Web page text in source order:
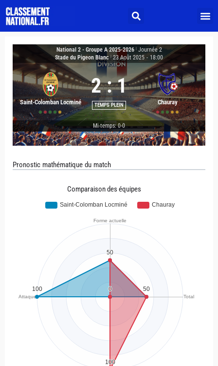
National 2 - Groupe A 2025-2026
Journée 2
Stade du Pigeon Blanc 23 Août 2025 - 18:00
Saint-Colomban Locminé
2 : 1
TEMPS PLEIN Chauray
Mi-temps: 0-0
Pronostic mathématique du match
Comparaison des équipes